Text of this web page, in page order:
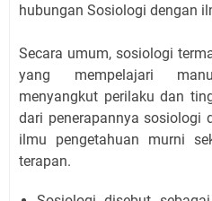
hubungan Sosiologi dengan
Secara umum, sosiologi
yang mempelajari
menyangkut perilaku dan
dari penerapannya sosiologi
ilmu pengetahuan murni
terapan.